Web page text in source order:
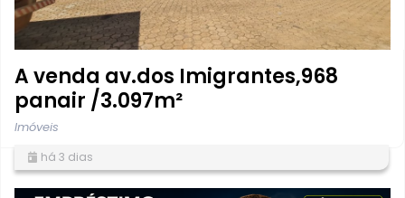
A venda av.dos Imigrantes,968
panair /3.097m²
Imóveis
há 3 dias